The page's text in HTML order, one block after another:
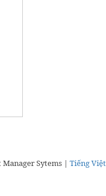
Sytems | Tiếng Việt